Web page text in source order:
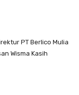
PT Berlico Mulia
Wisma Kasih